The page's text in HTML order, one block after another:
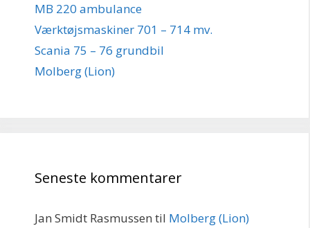
MB 220 ambulance
Værktøjsmaskiner 701 – 714 mv.
Scania 75 – 76 grundbil
Molberg (Lion)
Seneste kommentarer
Jan Smidt Rasmussen til Molberg (Lion)